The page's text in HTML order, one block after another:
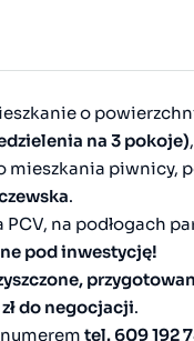
o
na 3 pokoje)
mieszkania piwnicy,
.
PCV, na podłogach
pod inwestycję!
do negocjacji.
tel. 609 192